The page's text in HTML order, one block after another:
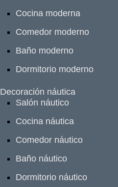
Cocina moderna
Comedor moderno
Baño moderno
Dormitorio moderno
Decoración náutica
Salón náutico
Cocina náutica
Comedor náutico
Baño náutico
Dormitorio náutico